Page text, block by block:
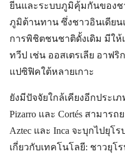
ยีนและระบบภูมิคุ้มกันของช
ภูมิต้านทาน ซึ่งชาวอินเดีย
การพิชิตชนชาติดั้งเดิม มีใ
ทวีป เช่น ออสเตรเลีย อาฟ
แปซิฟิคใต้หลายเกาะ
ยังมีปัจจัยใกล้เคียงอีกประ
Pizarro และ Cortés สามา
Aztec และ Inca จะบุกไปยุโ
เกี่ยวกับเทคโนโลยี: ชาวยุโ